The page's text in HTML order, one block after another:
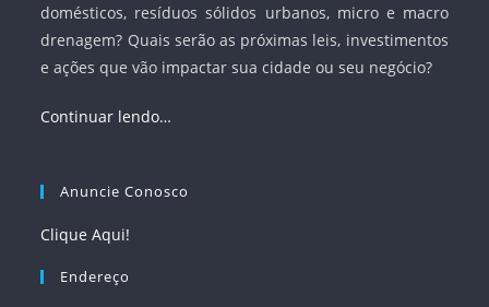
domésticos, resíduos sólidos urbanos, micro e macro
drenagem? Quais serão as próximas leis, investimentos
e ações que vão impactar sua cidade ou seu negócio?
Continuar lendo…
Anuncie Conosco
Clique Aqui!
Endereço